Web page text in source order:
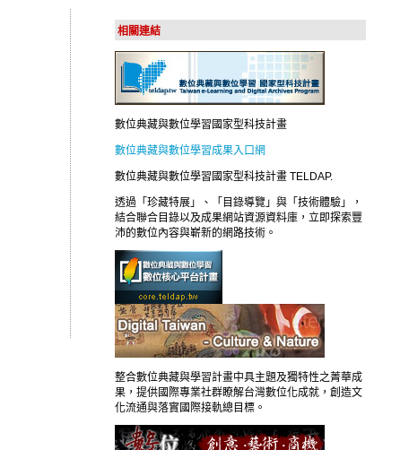
相關連結
數位典藏與數位學習國家型科技計畫
數位典藏與數位學習成果入口網
數位典藏與數位學習國家型科技計畫 TELDAP.
透過「珍藏特展」、「目錄導覽」與「技術體驗」，
結合聯合目錄以及成果網站資源資料庫，立即探索豐
沛的數位內容與嶄新的網路技術。
整合數位典藏與學習計畫中具主題及獨特性之菁華成
果，提供國際專業社群瞭解台灣數位化成就，創造文
化流通與落實國際接軌總目標。